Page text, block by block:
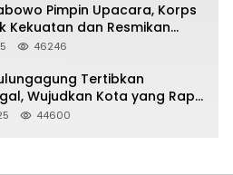
Pimpin Upacara, Korps
Kekuatan dan Resmikan
46246
Tertibkan
Wujudkan Kota yang Rapi
44600